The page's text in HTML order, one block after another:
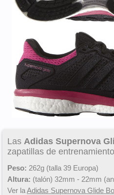
Las Adidas Supernova
zapatillas de
Peso: 262g (talla 39 Europa)
Altura: (talón) 32mm - 22mm
Ver laAdidas Supernova Glide